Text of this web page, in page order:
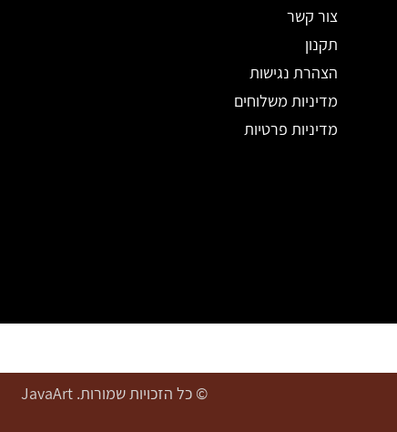
צור קשר
תקנון
הצהרת נגישות
מדיניות משלוחים
מדיניות פרטיות
© כל הזכויות שמורות. JavaArt